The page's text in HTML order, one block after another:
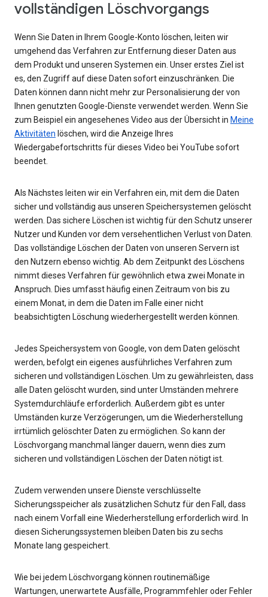
vollständigen Löschvorgangs
Wenn Sie Daten in Ihrem Google-Konto löschen, leiten wir
umgehend das Verfahren zur Entfernung dieser Daten aus
dem Produkt und unseren Systemen ein. Unser erstes Ziel ist
es, den Zugriff auf diese Daten sofort einzuschränken. Die
Daten können dann nicht mehr zur Personalisierung der von
Ihnen genutzten Google-Dienste verwendet werden. Wenn Sie
zum Beispiel ein angesehenes Video aus der Übersicht in Meine
Aktivitäten löschen, wird die Anzeige Ihres
Wiedergabefortschritts für dieses Video bei YouTube sofort
beendet.
Als Nächstes leiten wir ein Verfahren ein, mit dem die Daten
sicher und vollständig aus unseren Speichersystemen gelöscht
werden. Das sichere Löschen ist wichtig für den Schutz unserer
Nutzer und Kunden vor dem versehentlichen Verlust von Daten.
Das vollständige Löschen der Daten von unseren Servern ist
den Nutzern ebenso wichtig. Ab dem Zeitpunkt des Löschens
nimmt dieses Verfahren für gewöhnlich etwa zwei Monate in
Anspruch. Dies umfasst häufig einen Zeitraum von bis zu
einem Monat, in dem die Daten im Falle einer nicht
beabsichtigten Löschung wiederhergestellt werden können.
Jedes Speichersystem von Google, von dem Daten gelöscht
werden, befolgt ein eigenes ausführliches Verfahren zum
sicheren und vollständigen Löschen. Um zu gewährleisten, dass
alle Daten gelöscht wurden, sind unter Umständen mehrere
Systemdurchläufe erforderlich. Außerdem gibt es unter
Umständen kurze Verzögerungen, um die Wiederherstellung
irrtümlich gelöschter Daten zu ermöglichen. So kann der
Löschvorgang manchmal länger dauern, wenn dies zum
sicheren und vollständigen Löschen der Daten nötigt ist.
Zudem verwenden unsere Dienste verschlüsselte
Sicherungsspeicher als zusätzlichen Schutz für den Fall, dass
nach einem Vorfall eine Wiederherstellung erforderlich wird. In
diesen Sicherungssystemen bleiben Daten bis zu sechs
Monate lang gespeichert.
Wie bei jedem Löschvorgang können routinemäßige
Wartungen, unerwartete Ausfälle, Programmfehler oder Fehler